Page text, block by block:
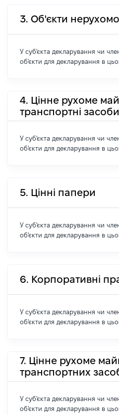
3. Об'єкти
У суб'єкта декларування чи
об'єкти для декларування в
4. Цінне рухоме
транспортні засоби
У суб'єкта декларування чи
об'єкти для декларування в
5. Цінні папери
У суб'єкта декларування чи
об'єкти для декларування в
6. Корпоративні
У суб'єкта декларування чи
об'єкти для декларування в
7. Цінне рухоме
транспортних
У суб'єкта декларування чи
об'єкти для декларування в